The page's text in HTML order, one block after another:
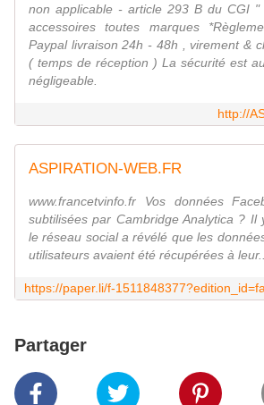
non applicable - article 293 B du CGI "
accessoires toutes marques
Paypal livraison 24h - 48h , virement &
( temps de réception ) La sécurité est
négligeable.
http://
ASPIRATION-WEB.FR
www.francetvinfo.fr Vos données
subtilisées par Cambridge Analytica ? Il
le réseau social a révélé que les
utilisateurs avaient été récupérées à leur...
Partager